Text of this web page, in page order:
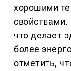
хорошими
свойствами.
что делает
более
отметить,